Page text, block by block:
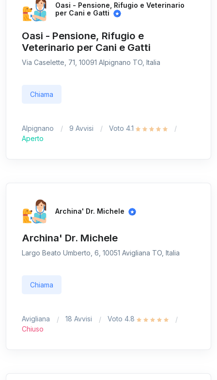
Oasi - Pensione, Rifugio e Veterinario
per Cani e Gatti
Oasi - Pensione, Rifugio e
Veterinario per Cani e Gatti
Via Caselette, 71, 10091 Alpignano TO, Italia
Chiama
Alpignano 9 Avvisi
Voto 4.1
Aperto
Archina' Dr. Michele
Archina' Dr. Michele
Largo Beato Umberto, 6, 10051 Avigliana TO, Italia
Chiama
Avigliana 18 Avvisi
Voto 4.8
Chiuso